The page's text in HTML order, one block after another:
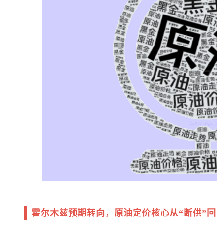
霍尔木兹预期转向，原油定价核心从“断供”